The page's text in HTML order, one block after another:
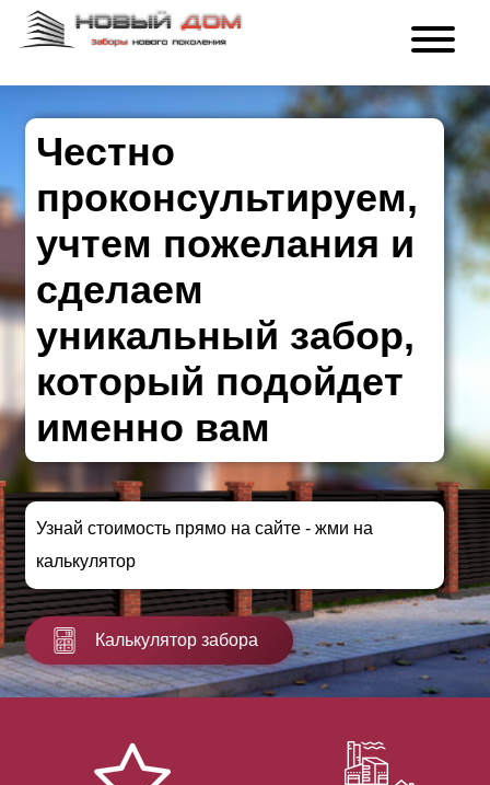
Честно
проконсультируем,
учтем пожелания и
сделаем
уникальный забор,
который подойдет
именно вам
Узнай стоимость прямо на сайте - жми на
калькулятор
Калькулятор забора